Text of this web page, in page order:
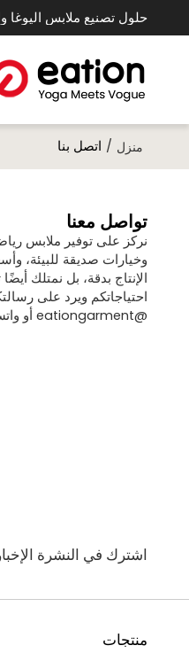
حلول تصنيع ملابس اليوغا
منزل / اتصل بنا
تواصل معنا
نركز على توفير ملابس
وخيارات صديقة للبيئة،
احتياجاتكم ويرد على
@eationgarment أو واتساب أو الهاتف.
اشترك في النشرة
منتجات